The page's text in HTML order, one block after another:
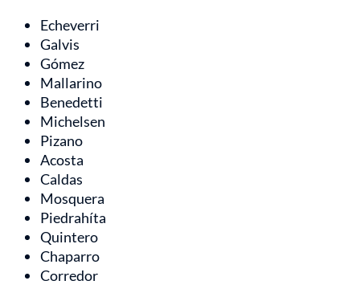
Echeverri
Galvis
Gómez
Mallarino
Benedetti
Michelsen
Pizano
Acosta
Caldas
Mosquera
Piedrahíta
Quintero
Chaparro
Corredor